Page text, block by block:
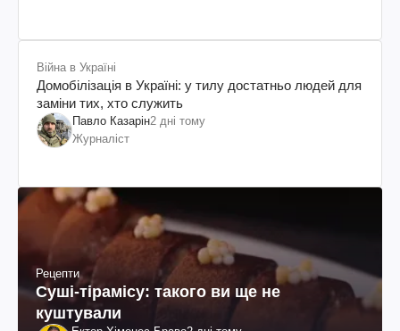
Війна в Україні
Домобілізація в Україні: у тилу достатньо людей для
заміни тих, хто служить
Павло Казарін2 дні тому
Журналіст
Рецепти
Суші-тірамісу: такого ви ще не
куштували